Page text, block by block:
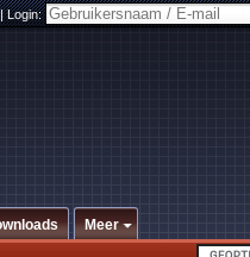
Login:
Meer